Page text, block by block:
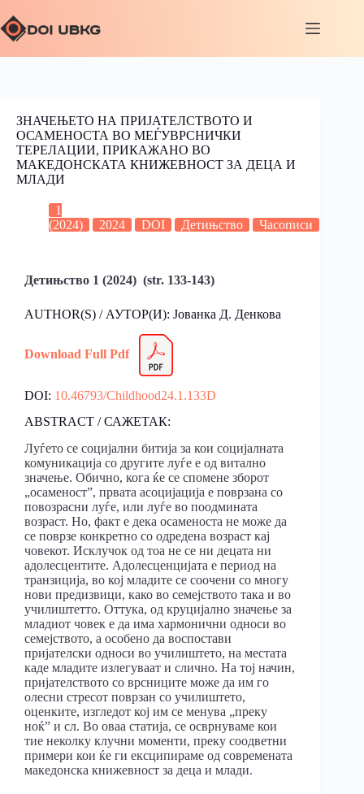
ЗНАЧЕЊЕТО НА ПРИЈАТЕЛСТВОТО И
ОСАМЕНОСТА ВО МЕЃУВРСНИЧКИ
ТЕРЕЛАЦИИ, ПРИКАЖАНО ВО
МАКЕДОНСКАТА КНИЖЕВНОСТ ЗА ДЕЦА И
МЛАДИ
1
(2024)
2024 DOI Детињство Часописи
Детињство 1 (2024) (str. 133-143)
AUTHOR(S) / АУТОР(И): Јованка Д. Денкова
Download Full Pdf
DOI: 10.46793/Childhood24.1.133D
ABSTRACT / САЖЕТАК:
Луѓето се социјални битија за кои социјалната
комуникација со другите луѓе е од витално
значење. Обично, кога ќе се спомене зборот
„осаменост”, првата асоцијација е поврзана со
повозрасни луѓе, или луѓе во поодмината
возраст. Но, факт е дека осаменоста не може да
се поврзе конкретно со одредена возраст кај
човекот. Исклучок од тоа не се ни децата ни
адолесцентите. Адолесценцијата е период на
транзиција, во кој младите се соочени со многу
нови предизвици, како во семејството така и во
училиштетто. Оттука, од круцијално значење за
младиот човек е да има хармонични односи во
семејството, а особено да воспостави
пријателски односи во училиштето, на местата
каде младите излегуваат и слично. На тој начин,
пријателството со врсниците може да им го
олесни стресот поврзан со училиштето,
оценките, изгледот кој им се менува „преку
ноќ” и сл. Во оваа статија, се осврнуваме кои
тие неколку клучни моменти, преку соодветни
примери кои ќе ги ексципираме од современата
македонска книжевност за деца и млади.